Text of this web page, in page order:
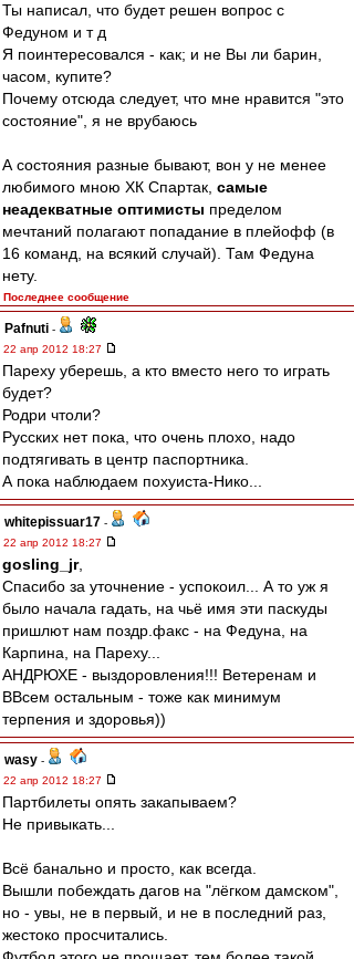
Ты написал, что будет решен вопрос с
Федуном и т д
Я поинтересовался - как; и не Вы ли барин,
часом, купите?
Почему отсюда следует, что мне нравится "это
состояние", я не врубаюсь
А состояния разные бывают, вон у не менее
любимого мною ХК Спартак, самые
неадекватные оптимисты пределом
мечтаний полагают попадание в плейофф (в
16 команд, на всякий случай). Там Федуна
нету.
Последнее сообщение
Pafnuti -
22 апр 2012 18:27
Пареху уберешь, а кто вместо него то играть
будет?
Родри чтоли?
Русских нет пока, что очень плохо, надо
подтягивать в центр паспортника.
А пока наблюдаем похуиста-Нико...
whitepissuar17 -
22 апр 2012 18:27
gosling_jr,
Спасибо за уточнение - успокоил... А то уж я
было начала гадать, на чьё имя эти паскуды
пришлют нам поздр.факс - на Федуна, на
Карпина, на Пареху...
АНДРЮХЕ - выздоровления!!! Ветеренам и
ВВсем остальным - тоже как минимум
терпения и здоровья))
wasy -
22 апр 2012 18:27
Партбилеты опять закапываем?
Не привыкать...
Всё банально и просто, как всегда.
Вышли побеждать дагов на "лёгком дамском",
но - увы, не в первый, и не в последний раз,
жестоко просчитались.